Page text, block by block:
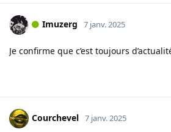
Imuzerg 7 janv. 2025
Je confirme que c’est toujours
Courchevel 7 janv. 2025